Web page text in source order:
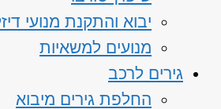
יבוא והתקנת מנועי
מנועים למשאיות
גירים לרכב
החלפת גירים מיבוא